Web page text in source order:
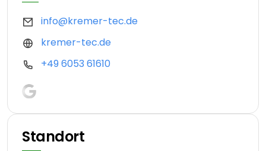
info@kremer-tec.de
kremer-tec.de
+49 6053 61610
Standort